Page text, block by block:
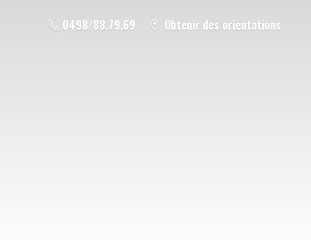
0498/88.79.69 Obtenir des orientations